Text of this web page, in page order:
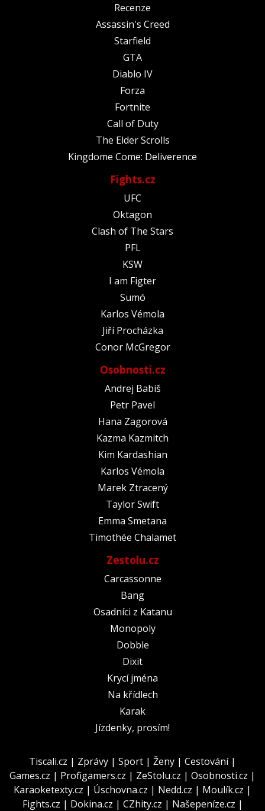
Recenze
Assassin's Creed
Starfield
GTA
Diablo IV
Forza
Fortnite
Call of Duty
The Elder Scrolls
Kingdome Come: Deliverence
Fights.cz
UFC
Oktagon
Clash of The Stars
PFL
KSW
I am Figter
Sumó
Karlos Vémola
Jiří Procházka
Conor McGregor
Osobnosti.cz
Andrej Babiš
Petr Pavel
Hana Zagorová
Kazma Kazmitch
Kim Kardashian
Karlos Vémola
Marek Ztracený
Taylor Swift
Emma Smetana
Timothée Chalamet
Zestolu.cz
Carcassonne
Bang
Osadníci z Katanu
Monopoly
Dobble
Dixit
Krycí jména
Na křídlech
Karak
Jízdenky, prosím!
Tiscali.cz | Zprávy | Sport | Ženy | Cestování|
Games.cz | Profigamers.cz | ZeStolu.cz | Osobnosti.cz |
Karaoketexty.cz | Úschovna.cz | Nedd.cz | Moulík.cz |
Fights.cz | Dokina.cz | CZhity.cz | Našepeníze.cz |